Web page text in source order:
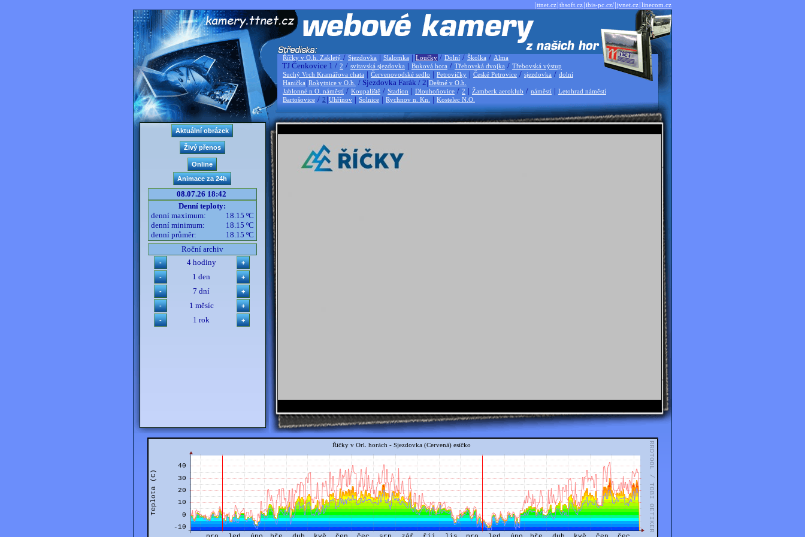
|ttnet.cz|thsoft.cz|ibis-pc.cz/|jvnet.cz|linecom.cz
Říčky v O.h. Zakletý / Sjezdovka | Slalomka | Loučky / Dolní / Školka / Alma
TJ Čenkovice 1 / 2 / svitavská sjezdovka | Buková hora / Třebovská dvojka / Třebovská výstup
Suchý Vrch Kramářova chata | Červenovodské sedlo | Petrovičky | České Petrovice / sjezdovka / dolní
Hanička |Rokytnice v O.h. / Sjezdovka Farák / 2|Deštné v O.h.
Jablonné n O. náměstí / Koupaliště / Stadion | Dlouhoňovice / 2 | Žamberk aeroklub / náměstí | Letohrad náměstí
Bartošovice / 2 |Uhřínov | Solnice | Rychnov n. Kn. | Kostelec N.O.
08.07.26 18:42
Denní teploty:
denní maximum:
18.15 ºC
denní minimum:
18.15 ºC
denní průměr:
18.15 ºC
Roční archiv
4 hodiny
1 den
7 dní
1 měsíc
1 rok